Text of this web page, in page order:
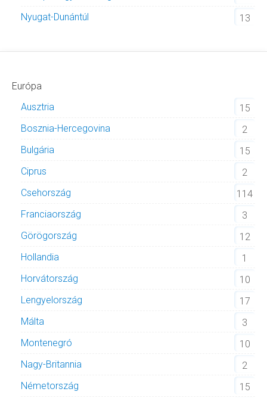
Nyugat-Dunántúl
13
Európa
Ausztria
15
Bosznia-Hercegovina
2
Bulgária
15
Ciprus
2
Csehország
114
Franciaország
3
Görögország
12
Hollandia
1
Horvátország
10
Lengyelország
17
Málta
3
Montenegró
10
Nagy-Britannia
2
Németország
15